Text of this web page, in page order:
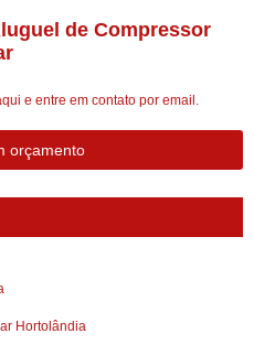
de Compressor
e entre em contato por email.
orçamento
Hortolândia